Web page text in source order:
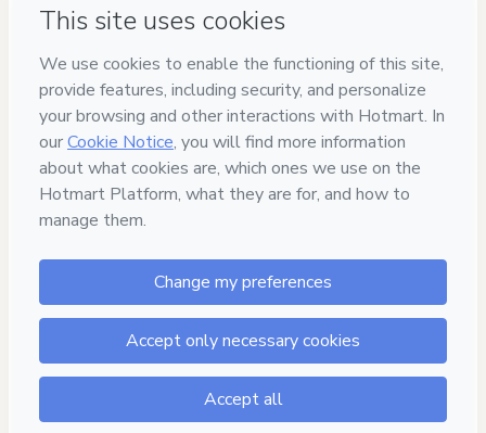
Aula 13 - Montagem da parte interna e da
tampa traseira
Aula 14 - Montagem da parte frontal e
instalação do conjunto de embreagens
Aula 15 - Desmontagem e avaliação do
corpo da mecatrônica
aula 16 - Final - Instalação da
marcha